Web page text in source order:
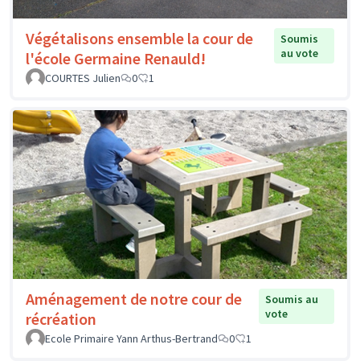
Végétalisons ensemble la cour de
l'école Germaine Renauld!
Soumis
au vote
COURTES Julien
0 1
Aménagement de notre cour de
récréation
Soumis au
vote
Ecole Primaire Yann Arthus-Bertrand
0 1